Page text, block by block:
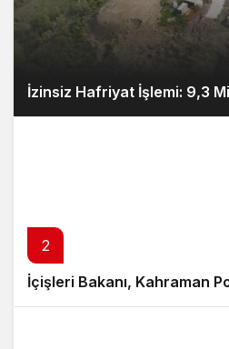
İzinsiz Hafriyat İşlemi: 9,3
2
İçişleri Bakanı, Kahraman